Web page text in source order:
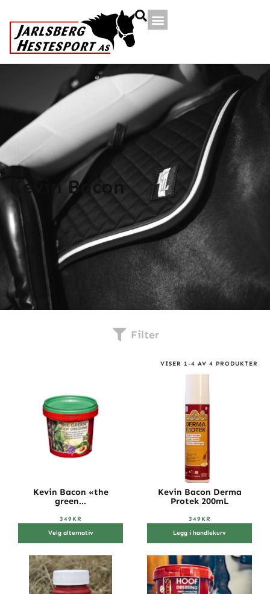
Kevin Bacon
Filter
VISER 1-4 AV 4 PRODUKTER
Kevin Bacon «the
green...
349KR
Velg alternativ
Kevin Bacon Derma
Protek 200mL
349KR
Legg i handlekurv